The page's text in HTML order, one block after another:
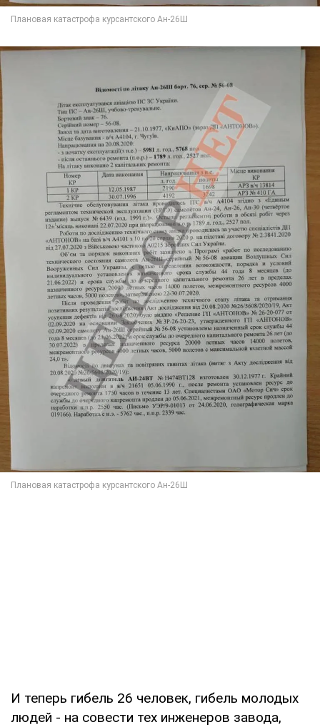
И теперь гибель 26 человек, гибель молодых
людей - на совести тех инженеров завода,